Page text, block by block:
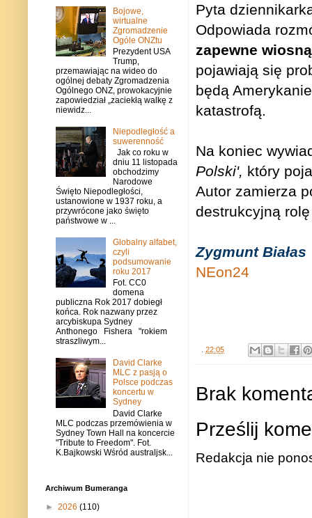
Pyta
Odpowiada
zapewne
pojawiają się
będą
katastrofą.
Na koniec
Polski', który
Autor zamierza
destrukcyjną
Zygmunt Białas
NEon24
22:05
Brak
Prześlij
Redakcja nie
Bojowe,
wirtualne
Zgromadzenie
Ogóle ONZtu
Prezydent USA
Trump,
przemawiając na wideo do
ogólnej debaty Zgromadzenia
Ogólnego ONZ, prowokacyjnie
zapowiedział „zaciekłą walkę z
niewidz...
Niepodległość a
suwerenność
Jak co roku w
dniu 11 listopada
obchodzimy
Narodowe
Święto Niepodległości,
ustanowione w 1937 roku, a
przywrócone jako święto
państwowe w ...
Globalny alfabet,
czyli
podsumowanie
roku 2017
Fot. CC0
domena
publiczna Rok 2017 dobiegł
końca. Rok nazwany przez
arcybiskupa Sydney
Anthonego Fishera "rokiem
straszliwym...
David Clarke
MLC z pasją o
Polsce podczas
koncertu w
Sydney
David Clarke
MLC podczas przemówienia w
Sydney Town Hall na koncercie
"Tribute to Freedom". Fot.
K.Bajkowski Wśród australjsk...
Archiwum Bumeranga
► 2026 (110)